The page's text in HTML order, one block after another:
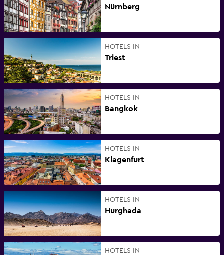
Nürnberg
HOTELS IN
Triest
HOTELS IN
Bangkok
HOTELS IN
Klagenfurt
HOTELS IN
Hurghada
HOTELS IN